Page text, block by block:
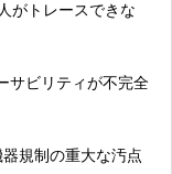
がトレースできな
サビリティが不完全
規制の重大な汚点